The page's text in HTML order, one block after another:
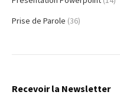
Prise de Parole (36)
Recevoir la Newsletter